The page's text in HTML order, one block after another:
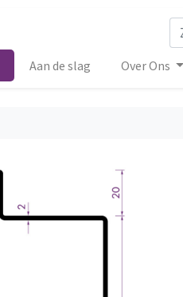
Aan de slag Over Ons